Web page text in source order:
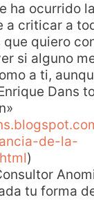
ha ocurrido
a criticar a
que quiero
si alguno
a ti,
Dans
de-la-
)
tu forma